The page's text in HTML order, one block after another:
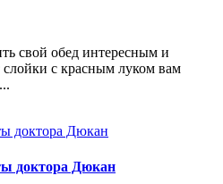
свой обед интересным и
с красным луком вам
доктора Дюкан